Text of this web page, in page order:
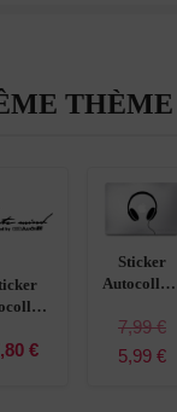
THÈME
€
Sticker
Autocollant
Casque
audio
7,99€
Le
5,99 €Le